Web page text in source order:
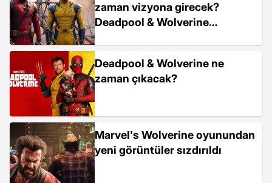
zaman vizyona girecek?
Deadpool & Wolverine
Deadpool & Wolverine ne
zaman çıkacak?
Marvel's Wolverine oyunundan
yeni görüntüler sızdırıldı